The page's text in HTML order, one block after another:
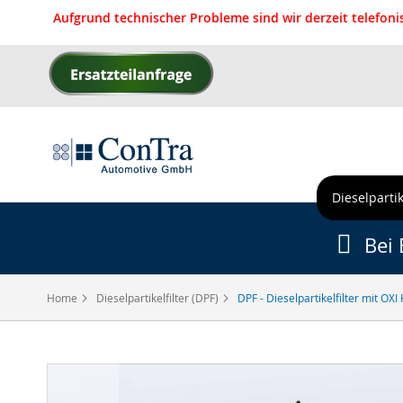
Aufgrund technischer Probleme sind wir derzeit
Direkt
zum
Home Dieselpartikelfilter (DPF) DPF - Dieselpartikelfilter mit OXI
Bei